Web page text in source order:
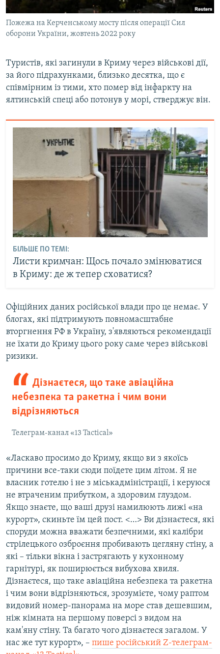
Пожежа на Керченському мосту після операції Сил
оборони України, жовтень 2022 року
Туристів, які загинули в Криму через військові дії,
за його підрахунками, близько десятка, що є
співмірним із тими, хто помер від інфаркту на
ялтинській спеці або потонув у морі, стверджує він.
БІЛЬШЕ ПО ТЕМІ:
Листи кримчан: Щось почало змінюватися
в Криму: де ж тепер сховатися?
Офіційних даних російської влади про це немає. У
блогах, які підтримують повномасштабне
вторгнення РФ в Україну, з'являються рекомендації
не їхати до Криму цього року саме через військові
ризики.
Дізнаєтеся, що таке авіаційна
небезпека та ракетна і чим вони
відрізняються
Телеграм-канал «13 Tactical»
«Ласкаво просимо до Криму, якщо ви з якоїсь
причини все-таки сюди поїдете цим літом. Я не
власник готелю і не з міськадміністрації, і керуюся
не втраченим прибутком, а здоровим глуздом.
Якщо знаєте, що ваші друзі намилюють лижі «на
курорт», скиньте їм цей пост. <…> Ви дізнаєтеся, які
споруди можна вважати безпечними, які калібри
стрілецького озброєння пробивають цегляну стіну, а
які – тільки вікна і застрягають у кухонному
гарнітурі, як поширюється вибухова хвиля.
Дізнаєтеся, що таке авіаційна небезпека та ракетна
і чим вони відрізняються, зрозумієте, чому раптом
видовий номер-панорама на море став дешевшим,
ніж кімната на першому поверсі з видом на
кам'яну стіну. Та багато чого дізнаєтеся загалом. У
нас же тут курорт», – пише російський Z-телеграм-